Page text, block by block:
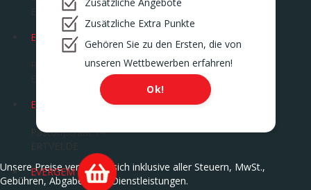
ERPE – MERE
ERQUELINNES
Route de Mons 242 A
ERTVELDE
Pastorijstraat 74
EVERGEM
Zusätzliche Extra Punkte
Gehören Sie zu den Ersten, die von
unseren Wettbewerben erfahren!
Ok!
Unsere Preise verstehen sich inklusive aller Steuern, MwSt.,
Gebühren, Abgaben und Dienstleistungen.